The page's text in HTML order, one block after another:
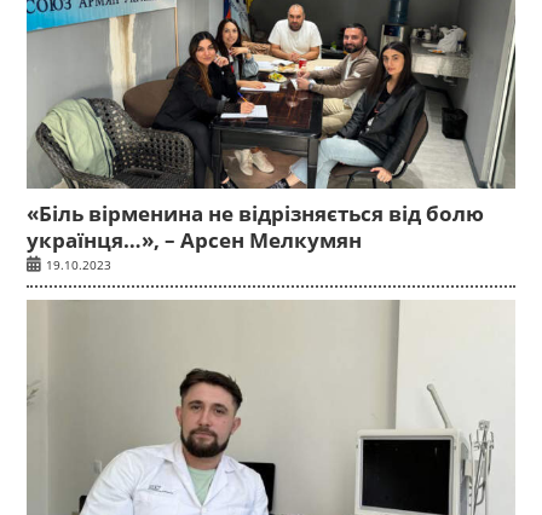
«Біль вірменина не відрізняється від болю
українця…», – Арсен Мелкумян
19.10.2023